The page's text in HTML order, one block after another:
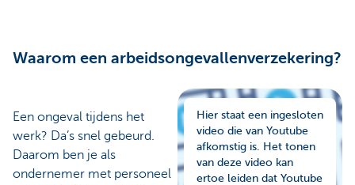
Waarom een arbeidsongevallenverzekering?
Hier staat een ingesloten
video die van Youtube
afkomstig is. Het tonen
van deze video kan
ertoe leiden dat Youtube
Een ongeval tijdens het
werk? Da’s snel gebeurd.
Daarom ben je als
ondernemer met personeel